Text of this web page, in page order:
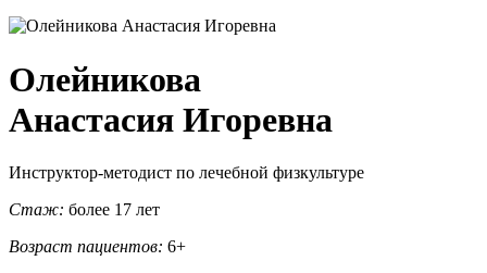
Олейникова
Анастасия Игоревна
Инструктор-методист по лечебной физкультуре
Стаж: более 17 лет
Возраст пациентов: 6+